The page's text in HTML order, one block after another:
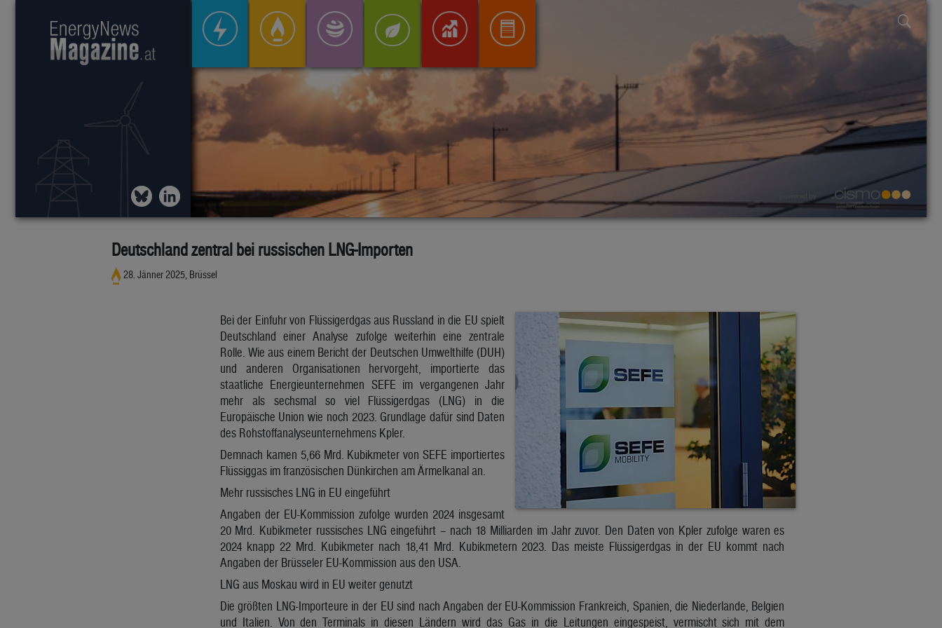
Deutschland zentral bei russischen LNG-Importen
28. Jänner 2025, Brüssel
Bei der Einfuhr von Flüssigerdgas aus Russland in die EU spielt
Deutschland einer Analyse zufolge weiterhin eine zentrale
Rolle. Wie aus einem Bericht der Deutschen Umwelthilfe (DUH)
und anderen Organisationen hervorgeht, importierte das
staatliche Energieunternehmen SEFE im vergangenen Jahr
mehr als sechsmal so viel Flüssigerdgas (LNG) in die
Europäische Union wie noch 2023. Grundlage dafür sind Daten
des Rohstoffanalyseunternehmens Kpler.
Demnach kamen 5,66 Mrd. Kubikmeter von SEFE importiertes
Flüssiggas im französischen Dünkirchen am Ärmelkanal an.
Mehr russisches LNG in EU eingeführt
Angaben der EU-Kommission zufolge wurden 2024 insgesamt
20 Mrd. Kubikmeter russisches LNG eingeführt – nach 18 Milliarden im Jahr zuvor. Den Daten von Kpler zufolge waren es
2024 knapp 22 Mrd. Kubikmeter nach 18,41 Mrd. Kubikmetern 2023. Das meiste Flüssigerdgas in der EU kommt nach
Angaben der Brüsseler EU-Kommission aus den USA.
LNG aus Moskau wird in EU weiter genutzt
Die größten LNG-Importeure in der EU sind nach Angaben der EU-Kommission Frankreich, Spanien, die Niederlande, Belgien
und Italien. Von den Terminals in diesen Ländern wird das Gas in die Leitungen eingespeist, vermischt sich mit dem